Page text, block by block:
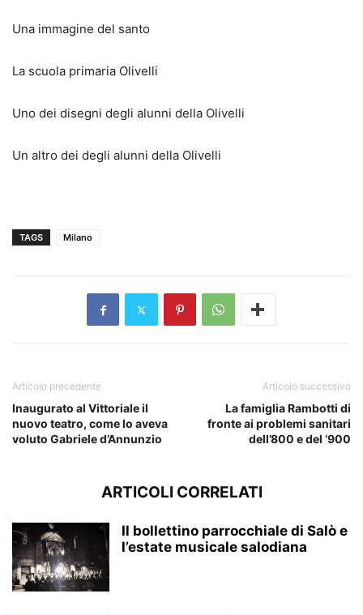
Una immagine del santo
La scuola primaria Olivelli
Uno dei disegni degli alunni della Olivelli
Un altro dei degli alunni della Olivelli
TAGS Milano
Articolo precedente
Inaugurato al Vittoriale il
nuovo teatro, come lo aveva
voluto Gabriele d’Annunzio
Articolo successivo
La famiglia Rambotti di
fronte ai problemi sanitari
dell’800 e del ‘900
ARTICOLI CORRELATI
Il bollettino parrocchiale di Salò e
l’estate musicale salodiana